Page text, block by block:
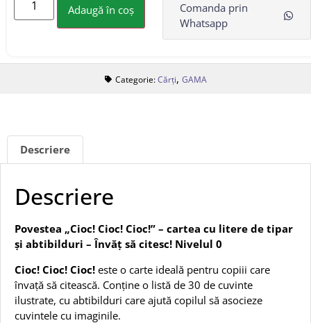
Adaugă în coș
Comanda prin
Whatsapp
Categorie:Cărți, GAMA
Descriere
Descriere
Povestea „Cioc! Cioc! Cioc!” – cartea cu litere de tipar
și abtibilduri – Învăț să citesc! Nivelul 0
Cioc! Cioc! Cioc! este o carte ideală pentru copiii care
învață să citească. Conține o listă de 30 de cuvinte
ilustrate, cu abtibilduri care ajută copilul să asocieze
cuvintele cu imaginile.